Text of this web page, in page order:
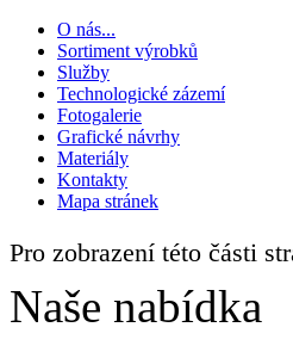
O nás...
Sortiment výrobků
Služby
Technologické zázemí
Fotogalerie
Grafické návrhy
Materiály
Kontakty
Mapa stránek
Pro zobrazení této části
Naše nabídka